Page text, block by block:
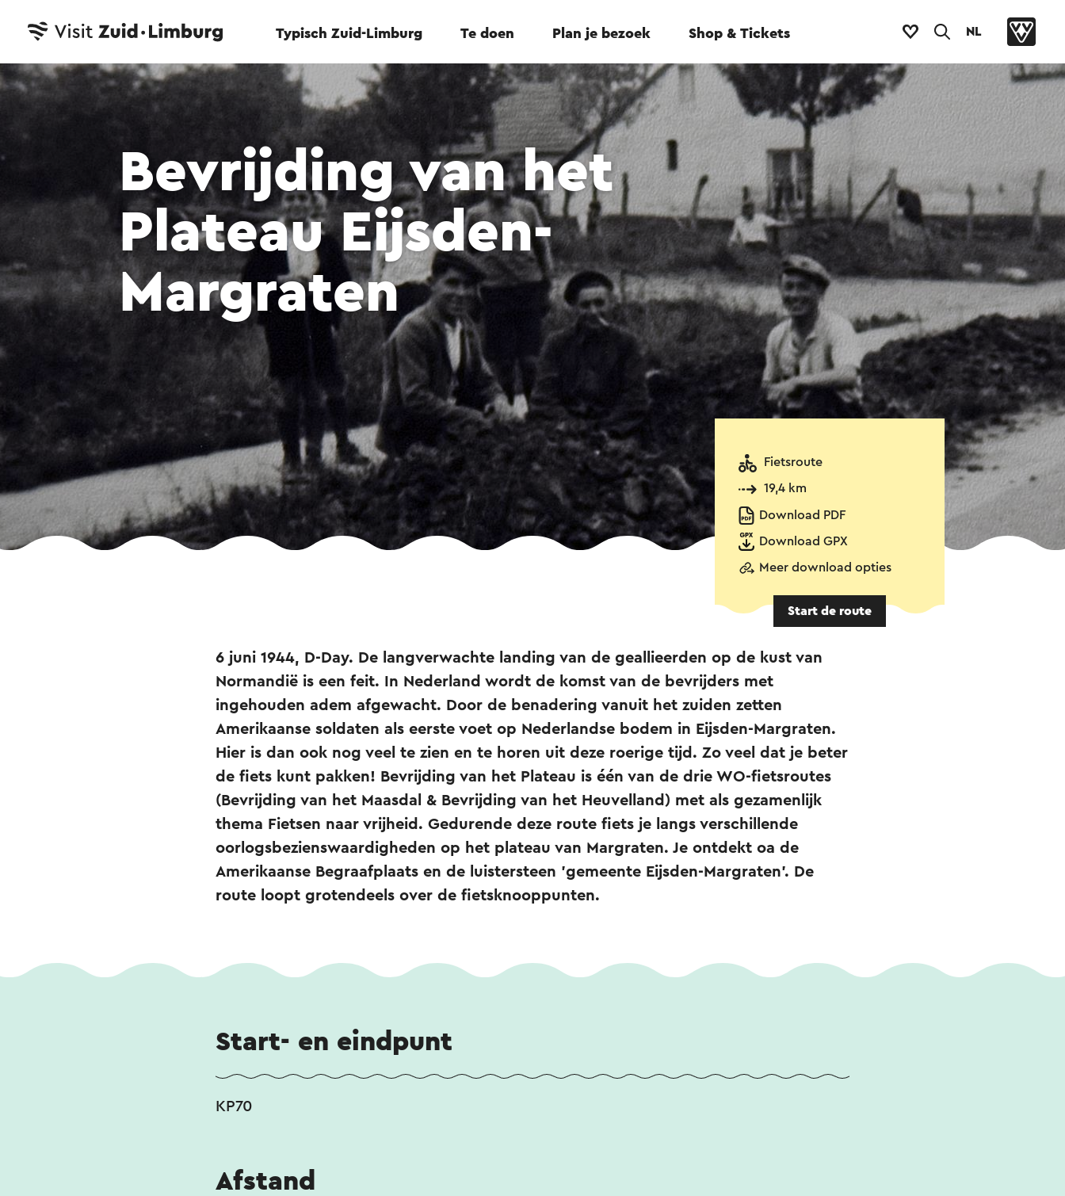
Typisch Zuid-Limburg Te doen Plan je bezoek Shop & Tickets NL
Bevrijding van het
Plateau Eijsden-
Margraten
Fietsroute
19,4 km
Download PDF
Download GPX
Meer download opties
Start de route
6 juni 1944, D-Day. De langverwachte landing van de geallieerden op de kust van
Normandië is een feit. In Nederland wordt de komst van de bevrijders met
ingehouden adem afgewacht. Door de benadering vanuit het zuiden zetten
Amerikaanse soldaten als eerste voet op Nederlandse bodem in Eijsden-Margraten.
Hier is dan ook nog veel te zien en te horen uit deze roerige tijd. Zo veel dat je beter
de fiets kunt pakken! Bevrijding van het Plateau is één van de drie WO-fietsroutes
(Bevrijding van het Maasdal & Bevrijding van het Heuvelland) met als gezamenlijk
thema Fietsen naar vrijheid. Gedurende deze route fiets je langs verschillende
oorlogsbezienswaardigheden op het plateau van Margraten. Je ontdekt oa de
Amerikaanse Begraafplaats en de luistersteen 'gemeente Eijsden-Margraten'. De
route loopt grotendeels over de fietsknooppunten.
Start- en eindpunt
KP70
Afstand